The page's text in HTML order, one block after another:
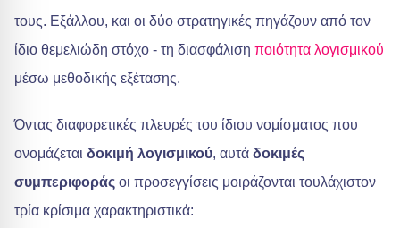
τους. Εξάλλου, και οι δύο στρατηγικές πηγάζουν από τον
ίδιο θεμελιώδη στόχο - τη διασφάλιση ποιότητα λογισμικού
μέσω μεθοδικής εξέτασης.
Όντας διαφορετικές πλευρές του ίδιου νομίσματος που
ονομάζεται δοκιμή λογισμικού, αυτά δοκιμές
συμπεριφοράς οι προσεγγίσεις μοιράζονται τουλάχιστον
τρία κρίσιμα χαρακτηριστικά: